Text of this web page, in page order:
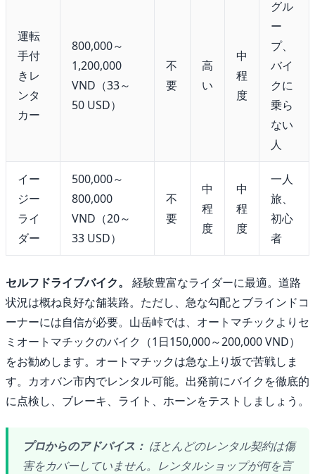
運転
手付
きレ
ンタ
カー
800,000～
1,200,000
VND（33～
50 USD）
不
要
高
い
中
程
度
グル
ー
プ、
バイ
クに
乗ら
ない
人
イー
ジー
ライ
ダー
500,000～
800,000
VND（20～
33 USD）
不
要
中
程
度
中
程
度
一人
旅、
初心
者
セルフドライブバイク。
経験豊富なライダーに最適。道路
状況は概ね良好な舗装路。ただし、急な勾配とブラインドコ
ーナーには自信が必要。山岳峠では、オートマチックよりセ
ミオートマチックのバイク（1日150,000～200,000 VND）
をお勧めします。オートマチックは急な上り坂で苦戦しま
す。カオバン市内でレンタル可能。出発前にバイクを徹底的
に点検し、ブレーキ、ライト、ホーンをテストしましょう。
プロからのアドバイス： ほとんどのレンタル契約は傷
害をカバーしていません。レンタルショップが何を言